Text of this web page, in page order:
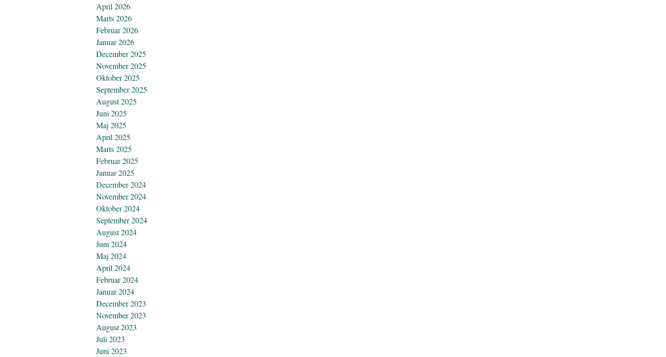
April 2026
Marts 2026
Februar 2026
Januar 2026
December 2025
November 2025
Oktober 2025
September 2025
August 2025
Juni 2025
Maj 2025
April 2025
Marts 2025
Februar 2025
Januar 2025
December 2024
November 2024
Oktober 2024
September 2024
August 2024
Juni 2024
Maj 2024
April 2024
Februar 2024
Januar 2024
December 2023
November 2023
August 2023
Juli 2023
Juni 2023